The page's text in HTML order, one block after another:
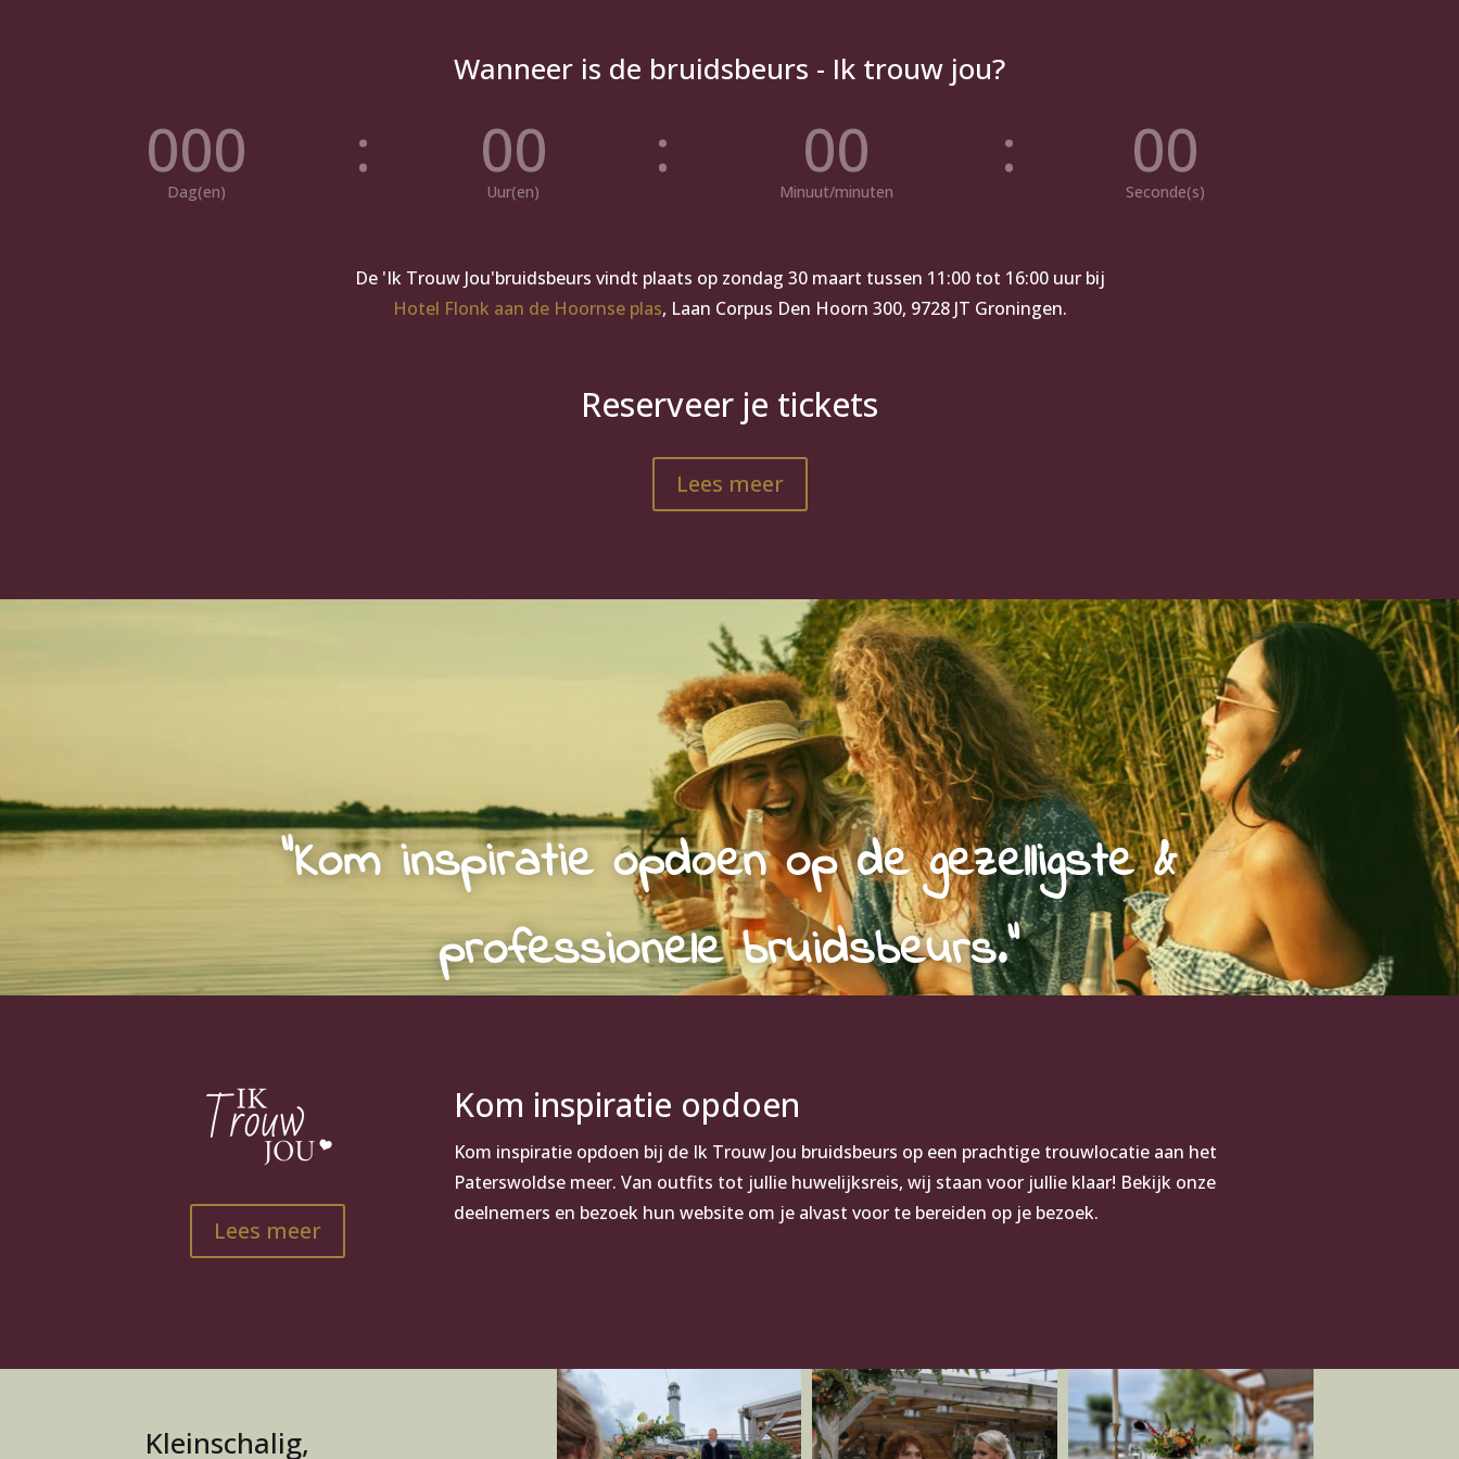
Wanneer is de bruidsbeurs - Ik trouw jou?
000
Dag(en)
: 00
Uur(en)
: 00
Minuut/minuten
: 00
Seconde(s)
De 'Ik Trouw Jou'bruidsbeurs vindt plaats op zondag 30 maart tussen 11:00 tot 16:00 uur bij
Hotel Flonk aan de Hoornse plas, Laan Corpus Den Hoorn 300, 9728 JT Groningen.
Reserveer je tickets
Lees meer
"Kom inspiratie opdoen op de gezelligste &
professionele bruidsbeurs."
Lees meer
Kom inspiratie opdoen
Kom inspiratie opdoen bij de Ik Trouw Jou bruidsbeurs op een prachtige trouwlocatie aan het
Paterswoldse meer. Van outfits tot jullie huwelijksreis, wij staan voor jullie klaar! Bekijk onze
deelnemers en bezoek hun website om je alvast voor te bereiden op je bezoek.
Kleinschalig,